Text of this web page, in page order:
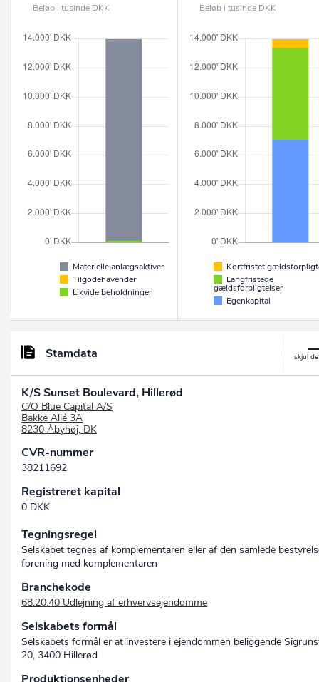
Beløb i tusinde DKK
Materielle anlægsaktiver
Tilgodehavender
Likvide beholdninger
Beløb i tusinde DKK
Kortfristet
Langfristede
gældsforpligtelser
Egenkapital
Stamdata
K/S Sunset Boulevard, Hillerød
C/O Blue Capital A/S
Bakke Allé 3A
8230 Åbyhøj, DK
CVR-nummer
38211692
Registreret kapital
0 DKK
Tegningsregel
Selskabet tegnes af komplementaren eller af den samlede
forening med komplementaren
Branchekode
68.20.40 Udlejning af erhvervsejendomme
Selskabets formål
Selskabets formål er at investere i ejendommen beliggende
20, 3400 Hillerød